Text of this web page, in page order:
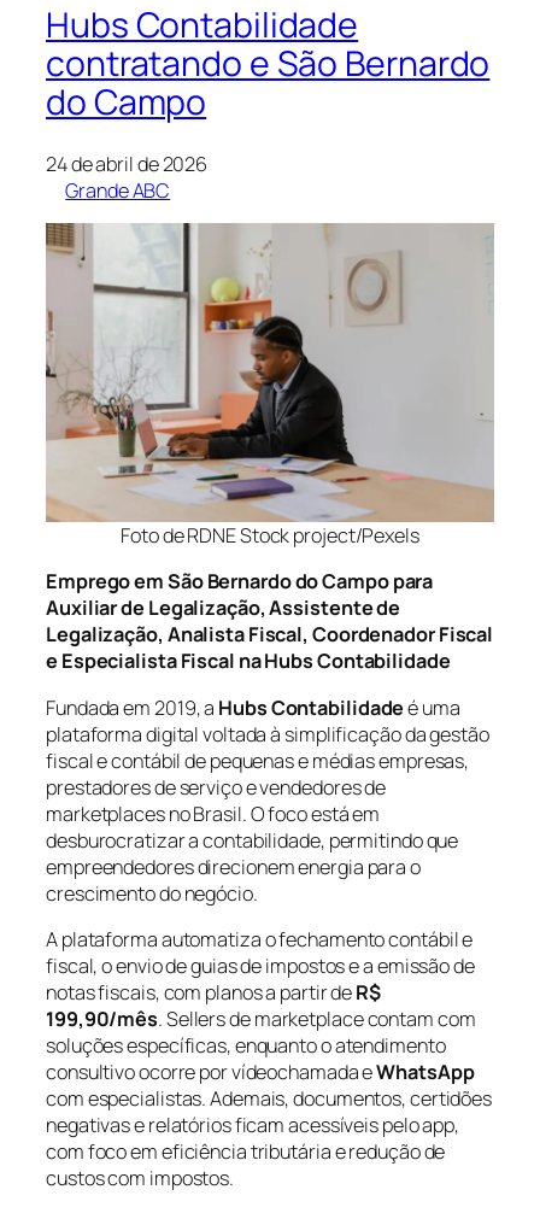
Hubs Contabilidade
contratando e São Bernardo
do Campo
24 de abril de 2026
Grande ABC
Foto de RDNE Stock project/Pexels
Emprego em São Bernardo do Campo para
Auxiliar de Legalização, Assistente de
Legalização, Analista Fiscal, Coordenador Fiscal
e Especialista Fiscal na Hubs Contabilidade
Fundada em 2019, a Hubs Contabilidadeé uma
plataforma digital voltada à simplificação da gestão
fiscal e contábil de pequenas e médias empresas,
prestadores de serviço e vendedores de
marketplaces no Brasil. O foco está em
desburocratizar a contabilidade, permitindo que
empreendedores direcionem energia para o
crescimento do negócio.
A plataforma automatiza o fechamento contábil e
fiscal, o envio de guias de impostos e a emissão de
notas fiscais, com planos a partir deR$
199,90/mês. Sellers de marketplace contam com
soluções específicas, enquanto o atendimento
consultivo ocorre por vídeochamada eWhatsApp
com especialistas. Ademais, documentos, certidões
negativas e relatórios ficam acessíveis pelo app,
com foco em eficiência tributária e redução de
custos com impostos.